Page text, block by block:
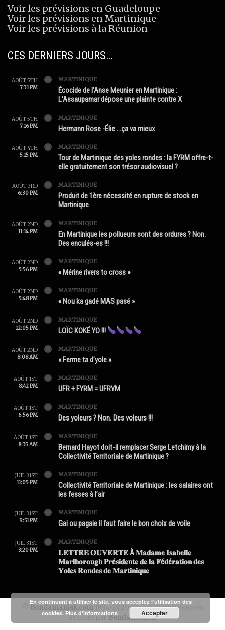
Voir les prévisions en Guadeloupe
Voir les prévisions en Martinique
Voir les prévisions à la Réunion
CES DERNIERS JOURS…
AOÛT 5TH
7:31 PM
MARTINIQUE
Écocide de l’Anse Meunier en Martinique :
L’Assaupamar dépose une plainte contre X
AOÛT 5TH
7:16 PM
MARTINIQUE
Hermann Rose -Élie …ça va mieux
AOÛT 4TH
5:15 PM
MARTINIQUE
Tour de Martinique des yoles rondes : la FYRM offre-t-
elle gratuitement son trésor audiovisuel ?
AOÛT 3RD
6:30 PM
MARTINIQUE
Produit de 1ère nécessité en rupture de stock en
Martinique
AOÛT 2ND
11:14 PM
MARTINIQUE
En Martinique les pollueurs sont des ordures ? Non.
Des enculés-es !!!
AOÛT 2ND
5:56 PM
MARTINIQUE
« Mérine rivers to cross »
AOÛT 2ND
5:48 PM
MARTINIQUE
« Nou ka gadé MAS pasé »
AOÛT 2ND
12:05 PM
MARTINIQUE
LOÏC KOKÉ YO !!!
AOÛT 2ND
8:08 AM
MARTINIQUE
« Ferme ta d’yole »
AOÛT 1ST
8:42 PM
MARTINIQUE
UFR + FYRM = UFRYM
AOÛT 1ST
6:56 PM
MARTINIQUE
Des yoleurs ? Non. Des voleurs !!!
AOÛT 1ST
8:35 AM
MARTINIQUE
Bernard Hayot doit-il remplacer Serge Letchimy à la
Collectivité Territoriale de Martinique ?
JUIL 31ST
11:05 PM
MARTINIQUE
Collectivité Territoriale de Martinique : les salaires ont
les fesses à l’air
JUIL 31ST
9:51 PM
MARTINIQUE
Gai ou pagaie il faut faire le bon choix de voile
JUIL 31ST
3:20 PM
MARTINIQUE
𝐋𝐄𝐓𝐓𝐑𝐄 𝐎𝐔𝐕𝐄𝐑𝐓𝐄 À 𝐌𝐚𝐝𝐚𝐦𝐞 𝐈𝐬𝐚𝐛𝐞𝐥𝐥𝐞
𝐌𝐚𝐫𝐥𝐛𝐨𝐫𝐨𝐮𝐠𝐡 𝐏𝐫é𝐬𝐢𝐝𝐞𝐧𝐭𝐞 𝐝𝐞 𝐥𝐚 𝐅é𝐝é𝐫𝐚𝐭𝐢𝐨𝐧 𝐝𝐞𝐬
𝐘𝐨𝐥𝐞𝐬 𝐑𝐨𝐧𝐝𝐞𝐬 𝐝𝐞 𝐌𝐚𝐫𝐭𝐢𝐧𝐢𝐪𝐮𝐞
Bondamanjak.com 1994-2020 - Tous droits réservés
Produit parBondamanjak
En continuant à utiliser le site, vous acceptez l’utilisation des
cookies. Plus d’informations Accepter